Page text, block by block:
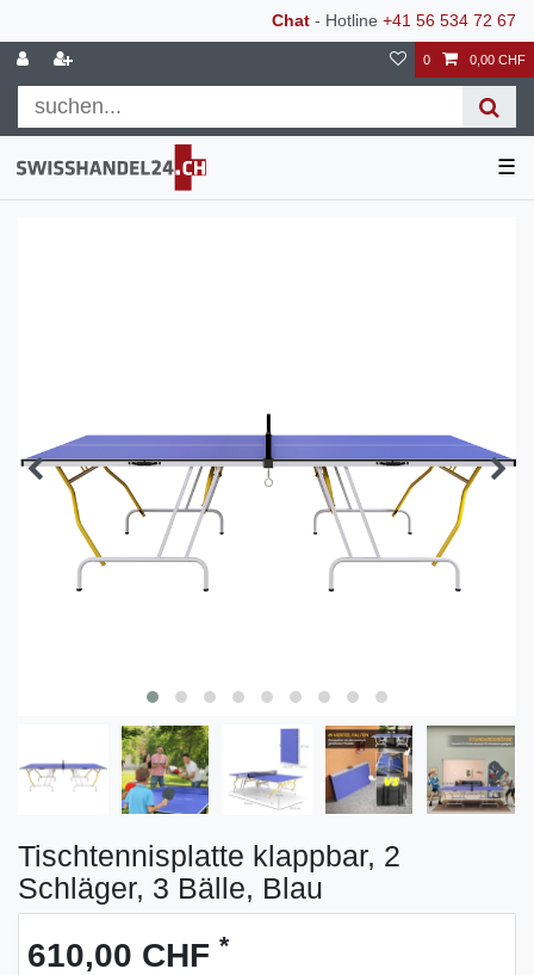
Chat - Hotline +41 56 534 72 67
0 0,00 CHF
☰
Tischtennisplatte klappbar, 2
Schläger, 3 Bälle, Blau
610,00 CHF *